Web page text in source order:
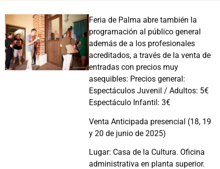
Feria de Palma abre también la
programación al público general
además de a los profesionales
acreditados, a través de la venta de
entradas con precios muy
asequibles: Precios general:
Espectáculos Juvenil / Adultos: 5€
Espectáculo Infantil: 3€
Venta Anticipada presencial (18, 19
y 20 de junio de 2025)
Lugar: Casa de la Cultura. Oficina
administrativa en planta superior.